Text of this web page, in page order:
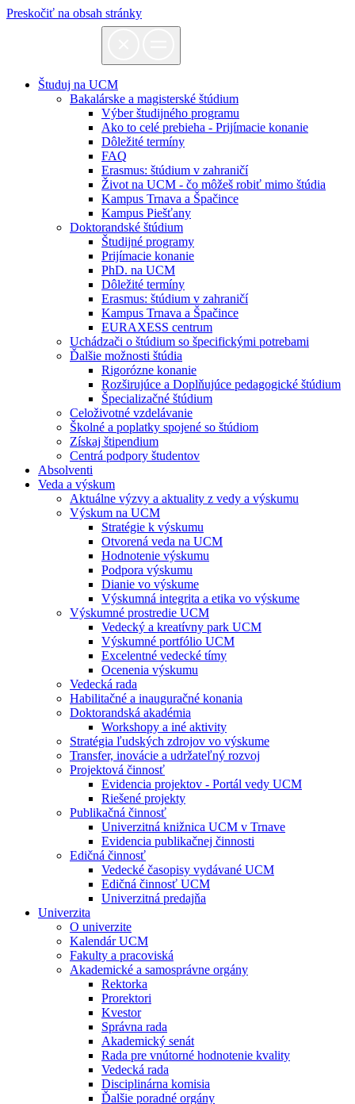
Preskočiť na obsah stránky
Študuj na UCM
Bakalárske a magisterské štúdium
Výber študijného programu
Ako to celé prebieha - Prijímacie konanie
Dôležité termíny
FAQ
Erasmus: štúdium v zahraničí
Život na UCM - čo môžeš robiť mimo štúdia
Kampus Trnava a Špačince
Kampus Piešťany
Doktorandské štúdium
Študijné programy
Prijímacie konanie
PhD. na UCM
Dôležité termíny
Erasmus: štúdium v zahraničí
Kampus Trnava a Špačince
EURAXESS centrum
Uchádzači o štúdium so špecifickými potrebami
Ďalšie možnosti štúdia
Rigorózne konanie
Rozširujúce a Doplňujúce pedagogické štúdium
Špecializačné štúdium
Celoživotné vzdelávanie
Školné a poplatky spojené so štúdiom
Získaj štipendium
Centrá podpory študentov
Absolventi
Veda a výskum
Aktuálne výzvy a aktuality z vedy a výskumu
Výskum na UCM
Stratégie k výskumu
Otvorená veda na UCM
Hodnotenie výskumu
Podpora výskumu
Dianie vo výskume
Výskumná integrita a etika vo výskume
Výskumné prostredie UCM
Vedecký a kreatívny park UCM
Výskumné portfólio UCM
Excelentné vedecké tímy
Ocenenia výskumu
Vedecká rada
Habilitačné a inauguračné konania
Doktorandská akadémia
Workshopy a iné aktivity
Stratégia ľudských zdrojov vo výskume
Transfer, inovácie a udržateľný rozvoj
Projektová činnosť
Evidencia projektov - Portál vedy UCM
Riešené projekty
Publikačná činnosť
Univerzitná knižnica UCM v Trnave
Evidencia publikačnej činnosti
Edičná činnosť
Vedecké časopisy vydávané UCM
Edičná činnosť UCM
Univerzitná predajňa
Univerzita
O univerzite
Kalendár UCM
Fakulty a pracoviská
Akademické a samosprávne orgány
Rektorka
Prorektori
Kvestor
Správna rada
Akademický senát
Rada pre vnútorné hodnotenie kvality
Vedecká rada
Disciplinárna komisia
Ďalšie poradné orgány